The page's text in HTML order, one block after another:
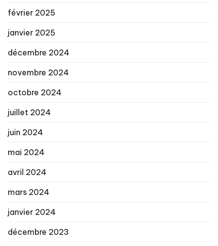
février 2025
janvier 2025
décembre 2024
novembre 2024
octobre 2024
juillet 2024
juin 2024
mai 2024
avril 2024
mars 2024
janvier 2024
décembre 2023